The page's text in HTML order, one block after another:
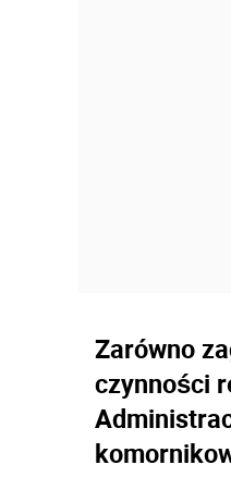
Zarówno
czynności